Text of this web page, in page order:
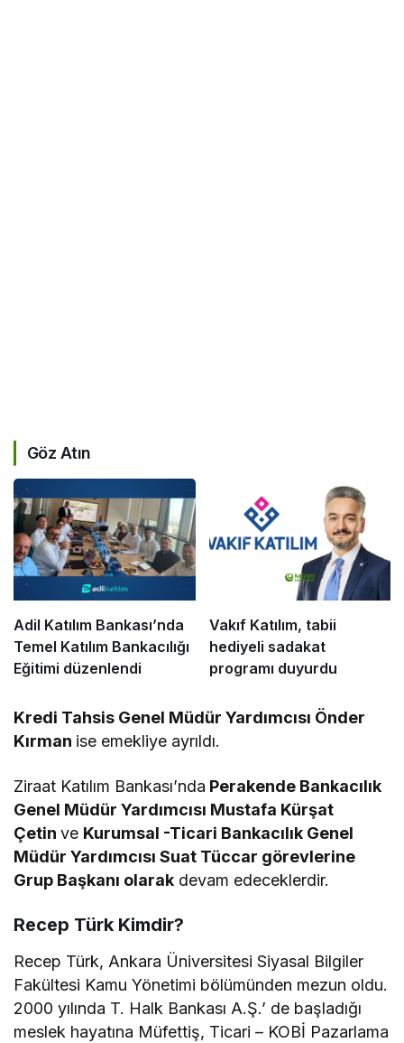
Göz Atın
Adil Katılım Bankası’nda
Temel Katılım Bankacılığı
Eğitimi düzenlendi
Vakıf Katılım, tabii
hediyeli sadakat
programı duyurdu
Kredi Tahsis Genel Müdür Yardımcısı Önder
Kırman ise emekliye ayrıldı.
Ziraat Katılım Bankası’nda Perakende Bankacılık
Genel Müdür Yardımcısı Mustafa Kürşat
Çetinve Kurumsal -Ticari Bankacılık Genel
Müdür Yardımcısı Suat Tüccar görevlerine
Grup Başkanı olarak devam edeceklerdir.
Recep Türk Kimdir?
Recep Türk, Ankara Üniversitesi Siyasal Bilgiler
Fakültesi Kamu Yönetimi bölümünden mezun oldu.
2000 yılında T. Halk Bankası A.Ş.’ de başladığı
meslek hayatına Müfettiş, Ticari – KOBİ Pazarlama